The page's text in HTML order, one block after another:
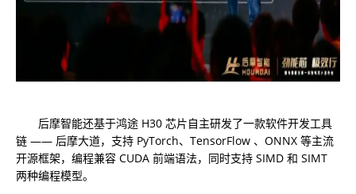
后摩智能还基于鸿途 H30 芯片自主研发了一款软件开发工具
链 —— 后摩大道，支持 PyTorch、TensorFlow 、ONNX 等主流
开源框架，编程兼容 CUDA 前端语法，同时支持 SIMD 和 SIMT
两种编程模型。